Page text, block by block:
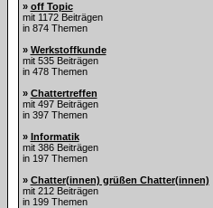
» off Topic
mit 1172 Beiträgen
in 874 Themen
» Werkstoffkunde
mit 535 Beiträgen
in 478 Themen
» Chattertreffen
mit 497 Beiträgen
in 397 Themen
» Informatik
mit 386 Beiträgen
in 197 Themen
» Chatter(innen) grüßen Chatter(innen)
mit 212 Beiträgen
in 199 Themen